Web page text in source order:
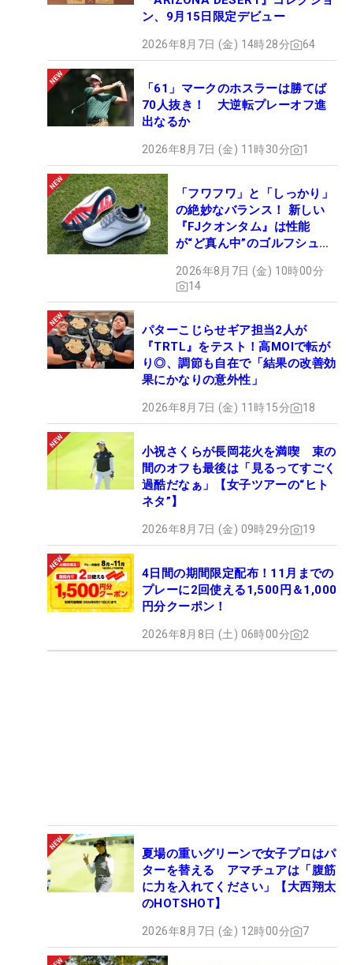
ン、9月15日限定デビュー
2026年8月7日 (金) 14時28分 64
「61」マークのホスラーは勝てば
70人抜き！ 大逆転プレーオフ進
出なるか
2026年8月7日 (金) 11時30分 1
「フワフワ」と「しっかり」
の絶妙なバランス！ 新しい
『FJクオンタム』は性能
が“ど真ん中”のゴルフシュー
2026年8月7日 (金) 10時00分
14
パターこじらせギア担当2人が
『TRTL』をテスト！高MOIで転が
り◎、調節も自在で「結果の改善効
果にかなりの意外性」
2026年8月7日 (金) 11時15分 18
小祝さくらが長岡花火を満喫 束の
間のオフも最後は「見るってすごく
過酷だなぁ」【女子ツアーの“ヒト
ネタ”】
2026年8月7日 (金) 09時29分 19
4日間の期間限定配布！11月までの
プレーに2回使える1,500円＆1,000
円分クーポン！
2026年8月8日 (土) 06時00分 2
夏場の重いグリーンで女子プロはパ
ターを替える アマチュアは「腹筋
に力を入れてください」【大西翔太
のHOTSHOT】
2026年8月7日 (金) 12時00分 7